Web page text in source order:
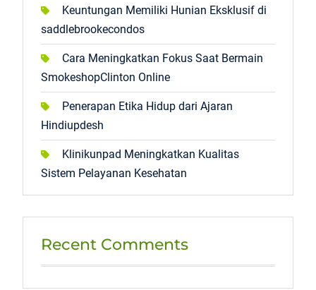
Keuntungan Memiliki Hunian Eksklusif di
saddlebrookecondos
Cara Meningkatkan Fokus Saat Bermain
SmokeshopClinton Online
Penerapan Etika Hidup dari Ajaran
Hindiupdesh
Klinikunpad Meningkatkan Kualitas
Sistem Pelayanan Kesehatan
Recent Comments